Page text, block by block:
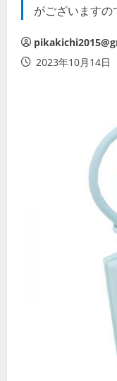
がございますの
2023年10月14日